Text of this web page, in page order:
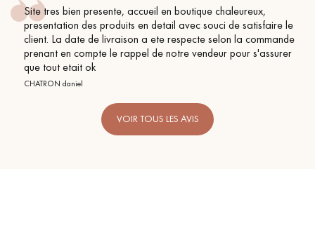
en boutique chaleureux,
en detail avec souci de satisfaire le
a ete respecte selon la commande
de notre vendeur pour s'assurer
Conseil parfait,
BEILE FRANCK
VOIR TOUS LES AVIS